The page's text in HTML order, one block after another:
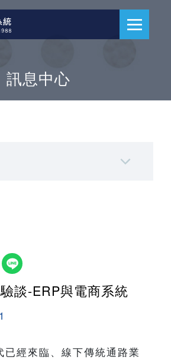
訊息中心
談-ERP與電商系統
經來臨、線下傳統通路業